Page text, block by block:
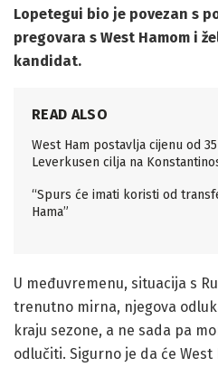
Lopetegui bio je povezan s
pregovara s West Hamom i
kandidat.
READ ALSO
West Ham postavlja cijenu od
Leverkusen cilja na
“Spurs će imati koristi od
Hama”
U međuvremenu, situacija s
trenutno mirna, njegova
kraju sezone, a ne sada pa
odlučiti. Sigurno je da će